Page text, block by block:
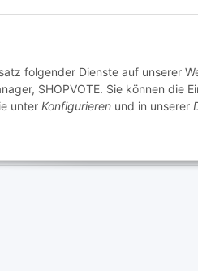
folgender Dienste auf unserer
SHOPVOTE. Sie können die
unter Konfigurieren und in unserer
regelmäßig und
E-Mail zu.